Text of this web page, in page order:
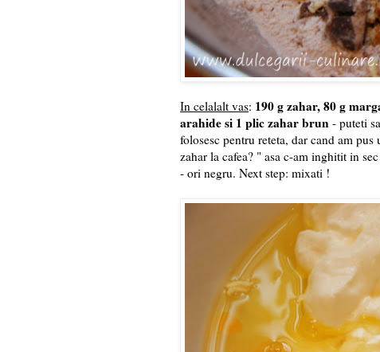
In celalalt vas: 190 g zahar, 80 g
arahide si 1 plic zahar brun - puteti
folosesc pentru reteta, dar cand am
zahar la cafea? " asa c-am inghitit in
- ori negru. Next step: mixati !